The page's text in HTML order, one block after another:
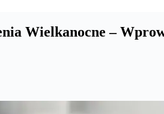
Wielkanocne –